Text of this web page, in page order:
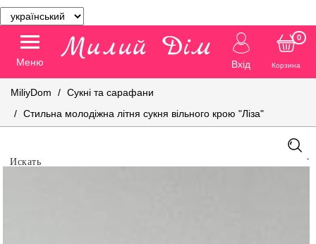
Меню Вхід Корзина
0
MiliyDom
Сукні та сарафани
Стильна молодіжна літня сукня вільного крою "Ліза"